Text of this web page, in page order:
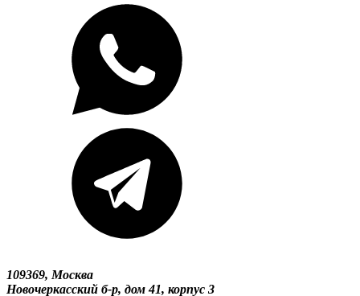
109369, Москва
Новочеркасский б-р, дом 41, корпус 3